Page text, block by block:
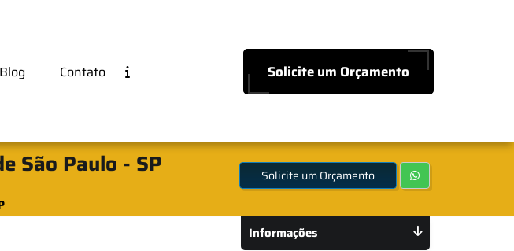
Blog Contato Solicite um Orçamento
São Paulo - SP Solicite um Orçamento
Informações